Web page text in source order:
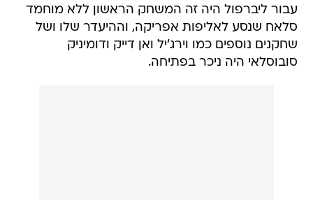
עבור ליברפול היה זה המשחק הראשון ללא מוחמד
סלאח שנסע לאליפות אפריקה, וההיעדר שלו ושל
שחקנים נוספים כמו וירג'יל ואן דייק ודומיניק
סובוסלאי היה ניכר בפתיחה.